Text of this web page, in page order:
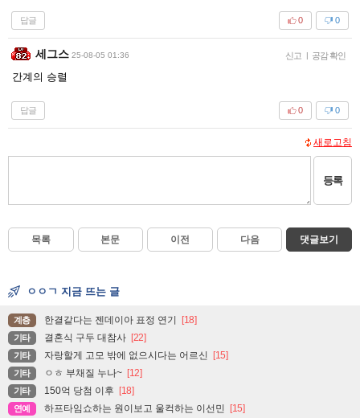
답글 0
0
세그스 25-08-05 01:36 신고 | 공감 확인
간계의 승렬
답글 0
0
새로고침
등록
목록 본문 이전 다음 댓글보기
ㅇㅇㄱ 지금 뜨는 글
계층 한결같다는 젠데이아 표정 연기 [18]
기타 결혼식 구두 대참사 [22]
기타 자랑할게 고모 밖에 없으시다는 어르신 [15]
기타 ㅇㅎ 부채질 누나~ [12]
기타 150억 당첨 이후 [18]
연예 하프타임쇼하는 원이보고 울컥하는 이선민 [15]